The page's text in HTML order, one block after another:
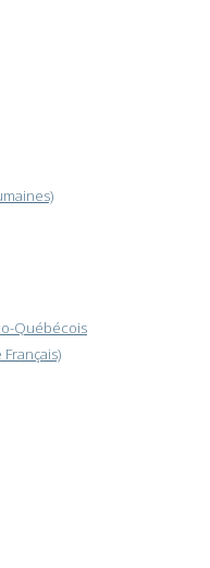
Québécois